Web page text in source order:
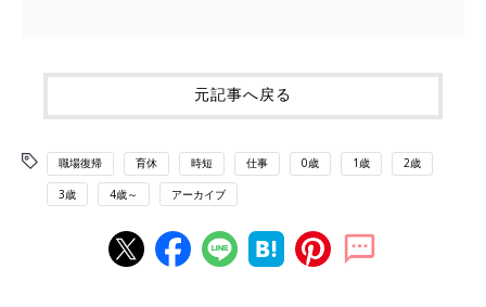
元記事へ戻る
職場復帰 育休 時短 仕事 0歳 1歳 2歳
3歳 4歳～ アーカイブ